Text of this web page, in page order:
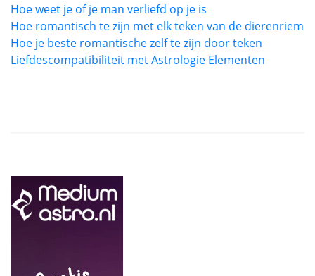
Hoe weet je of je man verliefd op je is
Hoe romantisch te zijn met elk teken van de dierenriem
Hoe je beste romantische zelf te zijn door teken
Liefdescompatibiliteit met Astrologie Elementen